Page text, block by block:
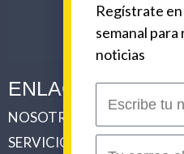
ENLACES
NOSOTROS
SERVICIOS
Regístrate
semanal
noticias
nombre